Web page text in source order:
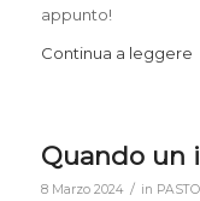
appunto!
Continua a leggere
Quando un
8 Marzo 2024 / in